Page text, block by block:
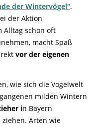
der Wintervögel“.
der Aktion
Alltag schon oft
macht Spaß
vor der eigenen
wie sich die Vogelwelt
milden Wintern
in Bayern
Arten wie